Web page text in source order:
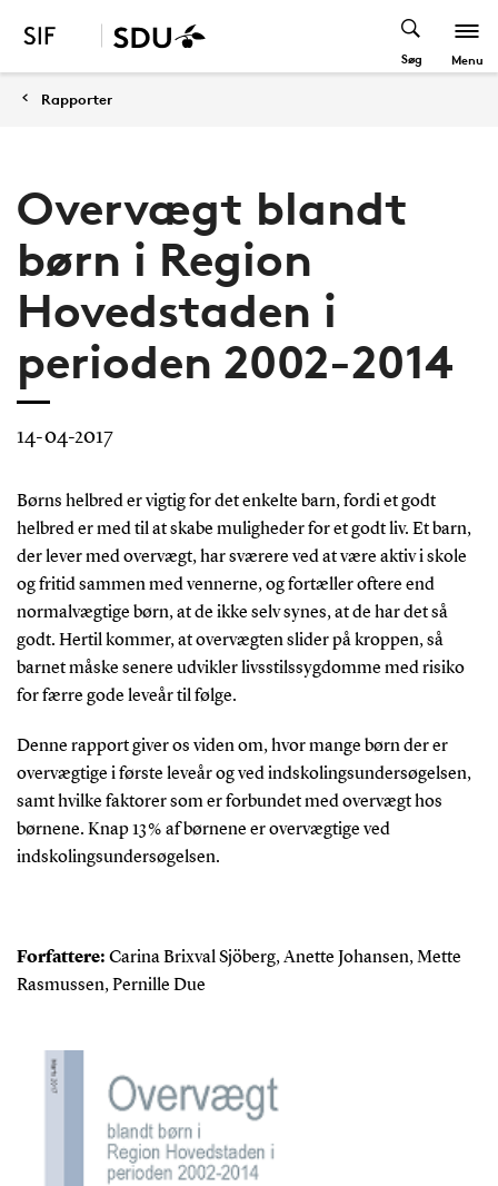
Søg Menu
Rapporter
Overvægt blandt
børn i Region
Hovedstaden i
perioden 2002-2014
14-04-2017
Børns helbred er vigtig for det enkelte barn, fordi et godt
helbred er med til at skabe muligheder for et godt liv. Et barn,
der lever med overvægt, har sværere ved at være aktiv i skole
og fritid sammen med vennerne, og fortæller oftere end
normalvægtige børn, at de ikke selv synes, at de har det så
godt. Hertil kommer, at overvægten slider på kroppen, så
barnet måske senere udvikler livsstilssygdomme med risiko
for færre gode leveår til følge.
Denne rapport giver os viden om, hvor mange børn der er
overvægtige i første leveår og ved indskolingsundersøgelsen,
samt hvilke faktorer som er forbundet med overvægt hos
børnene. Knap 13 % af børnene er overvægtige ved
indskolingsundersøgelsen.
Forfattere: Carina Brixval Sjöberg, Anette Johansen, Mette
Rasmussen, Pernille Due